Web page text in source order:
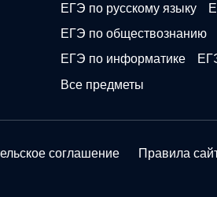
ЕГЭ по русскому языку
ЕГЭ по обществознанию
ЕГЭ по информатике
Все предметы
соглашение Правила